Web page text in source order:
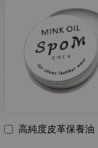
高純度皮革保養油